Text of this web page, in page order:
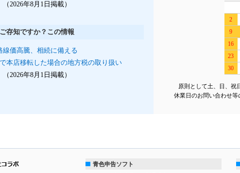
（2026年8月1日掲載）
ご存知ですか？この情報
線価高騰、相続に備える
本店移転した場合の地方税の取り扱い
（2026年8月1日掲載）
2
9
16
23
30
原則として土、日、祝
休業日のお問い合わせ等
青色申告ソフト